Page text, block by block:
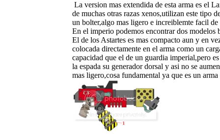
La version mas extendida de esta arma es el
de muchas otras razas xenos,utilizan este tipo
un bolter,algo mas ligero e increiblemte facil de
En el imperio podemos encontrar dos modelos
El de los Astartes es mas compacto aun y en
colocada directamente en el arma como un
capacidad que el de un guardia imperial,pero
la espada su generador dorsal y asi no se
mas ligero,cosa fundamental ya que es un arma